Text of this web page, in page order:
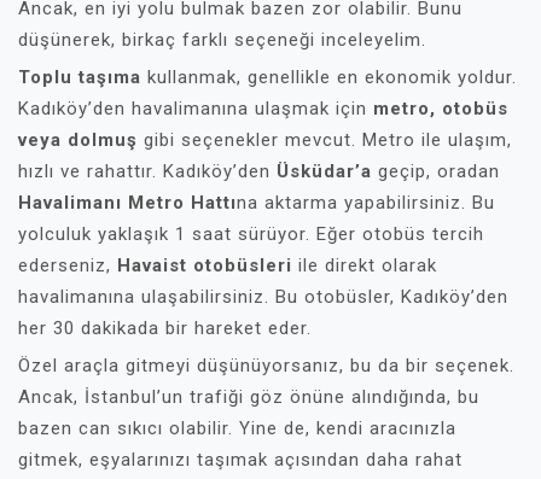
Ancak, en iyi yolu bulmak bazen zor olabilir. Bunu
düşünerek, birkaç farklı seçeneği inceleyelim.
Toplu taşıma kullanmak, genellikle en ekonomik yoldur.
Kadıköy’den havalimanına ulaşmak için metro, otobüs
veya dolmuş gibi seçenekler mevcut. Metro ile ulaşım,
hızlı ve rahattır. Kadıköy’den Üsküdar’a geçip, oradan
Havalimanı Metro Hattına aktarma yapabilirsiniz. Bu
yolculuk yaklaşık 1 saat sürüyor. Eğer otobüs tercih
ederseniz, Havaist otobüsleri ile direkt olarak
havalimanına ulaşabilirsiniz. Bu otobüsler, Kadıköy’den
her 30 dakikada bir hareket eder.
Özel araçla gitmeyi düşünüyorsanız, bu da bir seçenek.
Ancak, İstanbul’un trafiği göz önüne alındığında, bu
bazen can sıkıcı olabilir. Yine de, kendi aracınızla
gitmek, eşyalarınızı taşımak açısından daha rahat